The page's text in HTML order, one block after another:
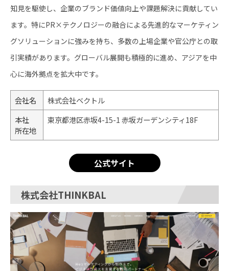
知見を駆使し、企業のブランド価値向上や課題解決に貢献してい
ます。特にPR×テクノロジーの融合による先進的なマーケティン
グソリューションに強みを持ち、多数の上場企業や官公庁との取
引実績があります。グローバル展開も積極的に進め、アジアを中
心に海外拠点を拡大中です。
会社名
株式会社ベクトル
本社
所在地
東京都港区赤坂4-15-1 赤坂ガーデンシティ18F
公式サイト
株式会社THINKBAL